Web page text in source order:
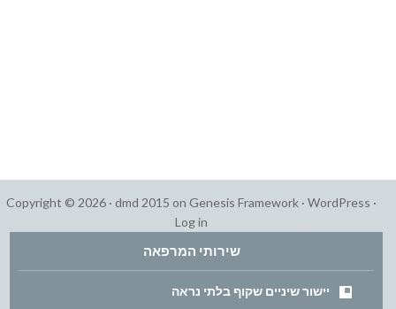
Copyright © 2026 · dmd 2015 on Genesis Framework · WordPress ·
Log in
שירותי המרפאה
יישור שיניים שקוף בלתי נראה